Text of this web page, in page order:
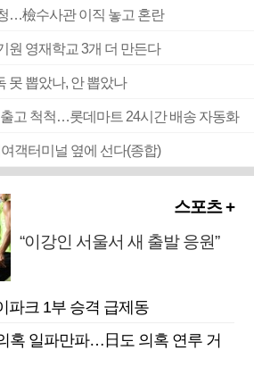
…檢수사관 이직 놓고 혼란
영재학교 3개 더 만든다
못 뽑았나, 안 뽑았나
고 척척…롯데마트 24시간 배송 자동화
객터미널 옆에 선다(종합)
스포츠 +
“이강인 서울서 새 출발 응원”
크 1부 승격 급제동
혹 일파만파…日도 의혹 연루 거